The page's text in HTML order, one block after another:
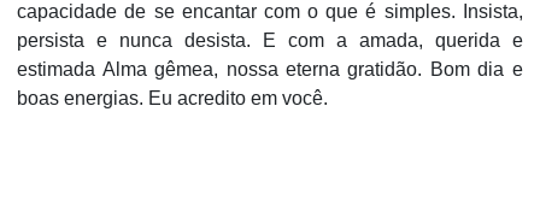
capacidade de se encantar com o que é simples. Insista,
persista e nunca desista. E com a amada, querida e
estimada Alma gêmea, nossa eterna gratidão. Bom dia e
boas energias. Eu acredito em você.